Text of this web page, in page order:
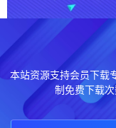
本站资源支持会员下载
制免费下载